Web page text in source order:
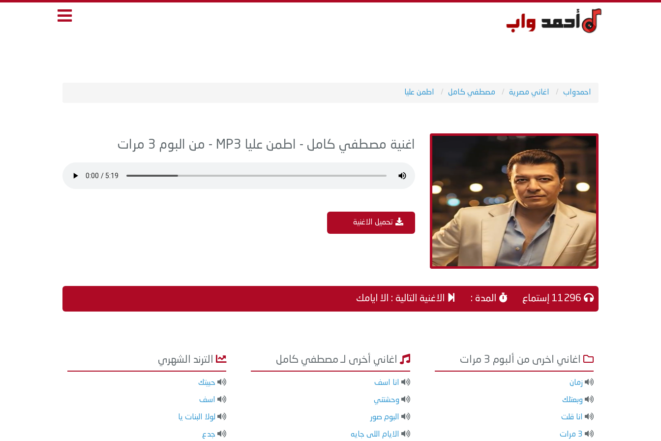
احمدواب اغاني مصرية مصطفي كامل اطمن عليا
اغنية مصطفي كامل - اطمن عليا MP3 - من البوم 3 مرات
تحميل الاغنية
المدة : الاغنية التالية : الا ايامك
اغاني اخرى من ألبوم 3 مرات
زمان
وبعتلك
انا قلت
3 مرات
اغاني أخرى لـ مصطفي كامل
انا اسف
وحشتني
البوم صور
الايام اللى جايه
الترند الشهري
حبيتك
اسف
لولا البنات يا
جدع